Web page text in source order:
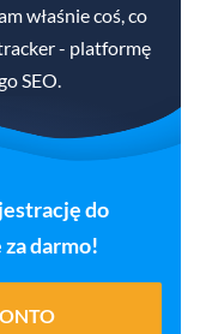
właśnie coś, co
- platformę
SEO.
do
darmo!